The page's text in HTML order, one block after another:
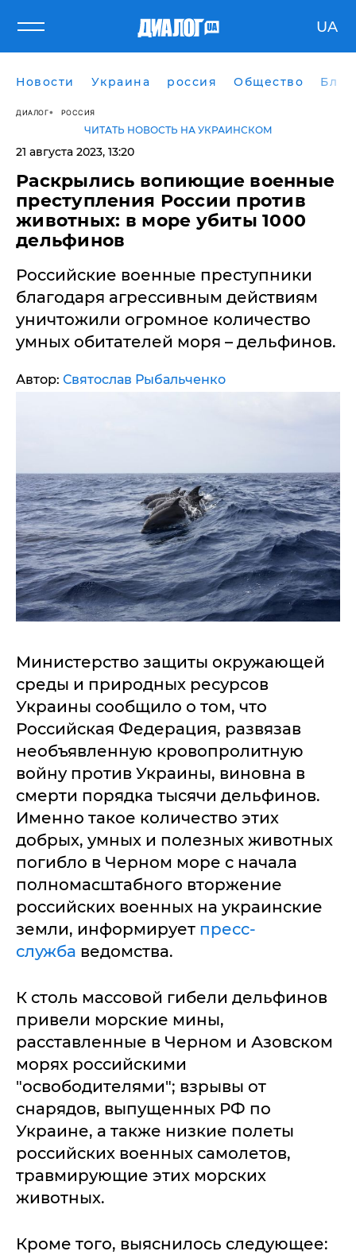
UA
Новости Украина россия Общество
ДИАЛОГ РОССИЯ
ЧИТАТЬ НОВОСТЬ НА УКРАИНСКОМ
21 августа 2023, 13:20
Раскрылись вопиющие военные
преступления России против
животных: в море убиты 1000
дельфинов
Российские военные преступники
благодаря агрессивным действиям
уничтожили огромное количество
умных обитателей моря – дельфинов.
Автор: Святослав Рыбальченко
Министерство защиты окружающей
среды и природных ресурсов
Украины сообщило о том, что
Российская Федерация, развязав
необъявленную кровопролитную
войну против Украины, виновна в
смерти порядка тысячи дельфинов.
Именно такое количество этих
добрых, умных и полезных животных
погибло в Черном море с начала
полномасштабного вторжение
российских военных на украинские
земли, информирует пресс-
служба ведомства.
К столь массовой гибели дельфинов
привели морские мины,
расставленные в Черном и Азовском
морях российскими
"освободителями"; взрывы от
снарядов, выпущенных РФ по
Украине, а также низкие полеты
российских военных самолетов,
травмирующие этих морских
животных.
Кроме того, выяснилось следующее: